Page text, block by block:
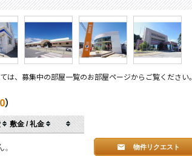
、募集中の部屋一覧のお部屋ページからご覧ください。
0）
敷金 / 礼金
物件リクエスト